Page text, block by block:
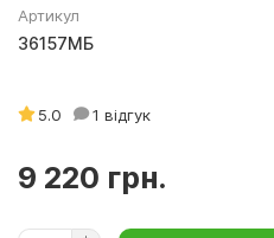
Артикул
36157МБ
5.0 1 відгук
9 220 грн.